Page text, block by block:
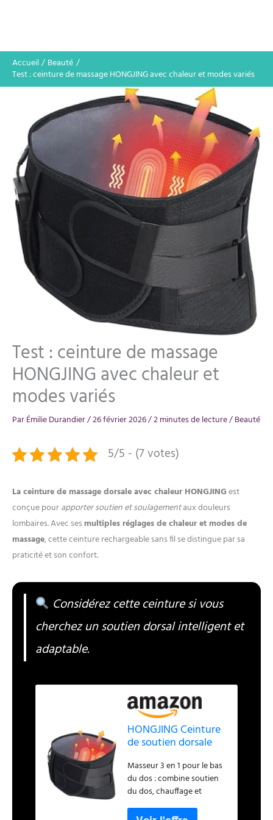
Accueil
Beauté
Test : ceinture de massage HONGJING avec chaleur et modes variés
Test : ceinture de massage
HONGJING avec chaleur et
modes variés
ParÉmilie Durandier/26 février 2026/2 minutes de lecture/Beauté
5/5 - (7 votes)
La ceinture de massage dorsale avec chaleur HONGJINGest
conçue pourapporter soutien et soulagementaux douleurs
lombaires. Avec sesmultiples réglages de chaleur et modes de
massage, cette ceinture rechargeable sans fil se distingue par sa
praticité et son confort.
Considérez cette ceinture si vous
cherchez un soutien dorsal intelligent et
adaptable.
HONGJING Ceinture
de soutien dorsale
soulager les douleurs
dans le bas du dos,
ceinture de massage
de soutien lombaire
Masseur 3 en 1 pour le bas
du dos : combine soutien
du dos, chauffage et
massage dans un seul